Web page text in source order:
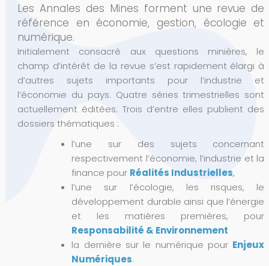
Les Annales des Mines forment une revue de
référence en économie, gestion, écologie et
numérique.
Initialement consacré aux questions minières, le
champ d’intérêt de la revue s’est rapidement élargi à
d’autres sujets importants pour l’industrie et
l’économie du pays. Quatre séries trimestrielles sont
actuellement éditées. Trois d’entre elles publient des
dossiers thématiques :
l’une sur des sujets concernant
respectivement l’économie, l’industrie et la
finance pour Réalités Industrielles,
l’une sur l’écologie, les risques, le
développement durable ainsi que l’énergie
et les matières premières, pour
Responsabilité & Environnement
la dernière sur le numérique pour Enjeux
Numériques.